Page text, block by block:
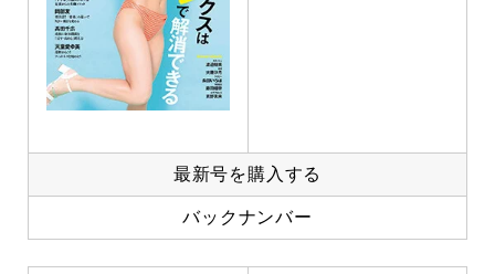
最新号を購入する
バックナンバー